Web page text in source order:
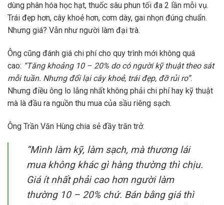
dùng phân hóa học hạt, thuốc sâu phun tối đa 2 lần mỗi vụ.
Trái đẹp hơn, cây khoẻ hơn, cơm dày, gai nhọn đúng chuẩn.
Nhưng giá? Vẫn như người làm đại trà.
Ông cũng đánh giá chi phí cho quy trình mới không quá
cao: “Tăng khoảng 10 – 20% do có người kỹ thuật theo sát
mỗi tuần. Nhưng đổi lại cây khoẻ, trái đẹp, đỡ rủi ro”.
Nhưng điều ông lo lắng nhất không phải chi phí hay kỹ thuật
mà là đầu ra nguồn thu mua của sầu riêng sạch.
Ông Trần Văn Hùng chia sẻ đầy trăn trở:
“Mình làm kỹ, làm sạch, mà thương lái
mua không khác gì hàng thường thì chịu.
Giá ít nhất phải cao hơn người làm
thường 10 – 20% chứ. Bán bằng giá thì